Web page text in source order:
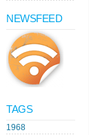
NEWSFEED
TAGS
1968